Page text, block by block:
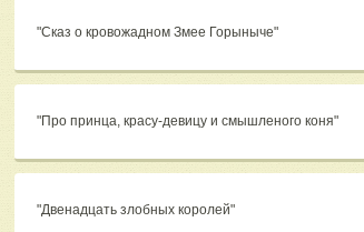
"Сказ о кровожадном Змее Горыныче"
"Про принца, красу-девицу и смышленого коня"
"Двенадцать злобных королей"